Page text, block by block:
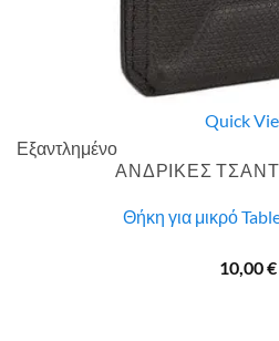
Quick
Εξαντλημένο
ΑΝΔΡΙΚΕΣ
Θήκη για μικρό
10,00€